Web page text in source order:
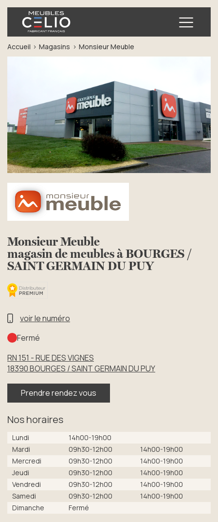
Accueil Magasins Monsieur Meuble
Monsieur Meuble
magasin de meubles à BOURGES /
SAINT GERMAIN DU PUY
voir le numéro
Fermé
RN 151 - RUE DES VIGNES
18390BOURGES / SAINT GERMAIN DU PUY
Prendre rendez vous
Nos horaires
Lundi
14h00-19h00
Mardi
09h30-12h00
14h00-19h00
Mercredi
09h30-12h00
14h00-19h00
Jeudi
09h30-12h00
14h00-19h00
Vendredi
09h30-12h00
14h00-19h00
Samedi
09h30-12h00
14h00-19h00
Dimanche
Fermé